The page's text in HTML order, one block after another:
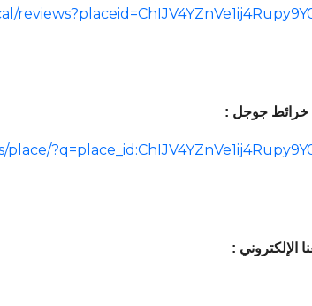
خرائط جوجل :
الإلكتروني :